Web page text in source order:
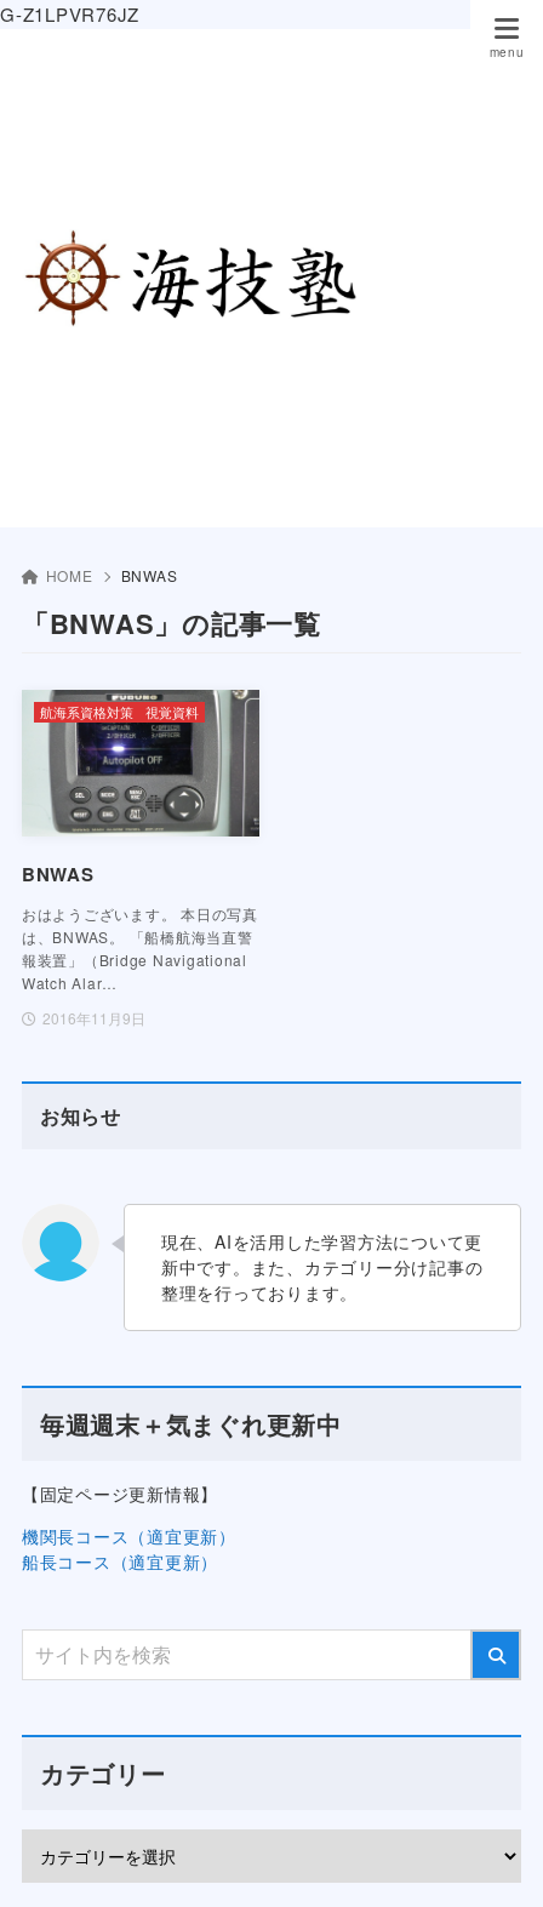
G-Z1LPVR76JZ
HOME BNWAS
「BNWAS」の記事一覧
BNWAS
おはようございます。 本日の写真
は、BNWAS。 「船橋航海当直警
報装置」（Bridge Navigational
Watch Alar…
2016年11月9日
航海系資格対策 視覚資料
お知らせ
現在、AIを活用した学習方法について更
新中です。また、カテゴリー分け記事の
整理を行っております。
毎週週末＋気まぐれ更新中
【固定ページ更新情報】
機関長コース（適宜更新）
船長コース（適宜更新）
カテゴリー